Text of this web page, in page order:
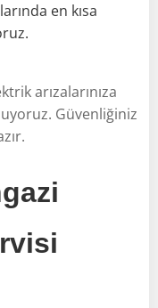
en kısa
arızalarınıza
Güvenliğiniz